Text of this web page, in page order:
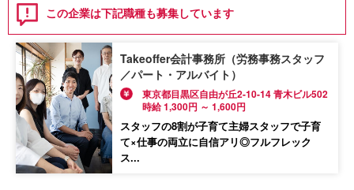
この企業は下記職種も募集しています
Takeoffer会計事務所（労務事務スタッフ
／パート・アルバイト）
東京都目黒区自由が丘2-10-14 青木ビル502
時給 1,300円 ～ 1,600円
スタッフの8割が子育て主婦スタッフで子育
て×仕事の両立に自信アリ◎フルフレック
ス...